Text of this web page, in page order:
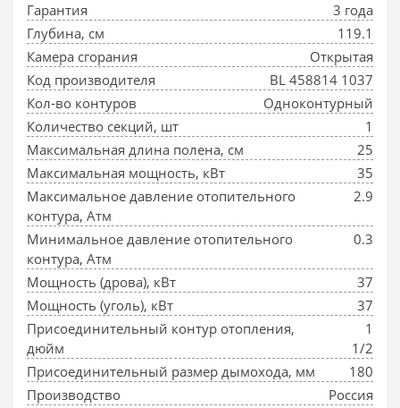
Гарантия
3 года
Глубина, см
119.1
Камера сгорания
Открытая
Код производителя
BL 458814 1037
Кол-во контуров
Одноконтурный
Количество секций, шт
1
Максимальная длина полена, см
25
Максимальная мощность, кВт
35
Максимальное давление отопительного
контура, Атм
2.9
Минимальное давление отопительного
контура, Атм
0.3
Мощность (дрова), кВт
37
Мощность (уголь), кВт
37
Присоединительный контур отопления,
дюйм
1
1/2
Присоединительный размер дымохода, мм
180
Производство
Россия